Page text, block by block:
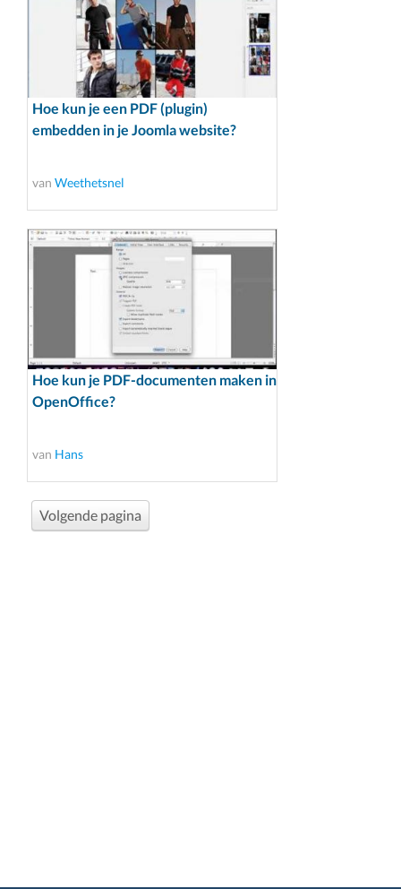
Hoe kun je een PDF (plugin)
embedden in je Joomla website?
van Weethetsnel
Hoe kun je PDF-documenten maken in
OpenOffice?
van Hans
Volgende pagina